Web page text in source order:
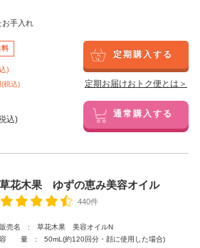
お手入れ
)
税込)
定期購入する
定期お届けおトク便とは＞
込) 通常購入する
草花木果 ゆずの恵み美容オイル
440件
販売名 : 草花木果 美容オイルN
容 量 : 50mL(約120回分・顔に使用した場合)